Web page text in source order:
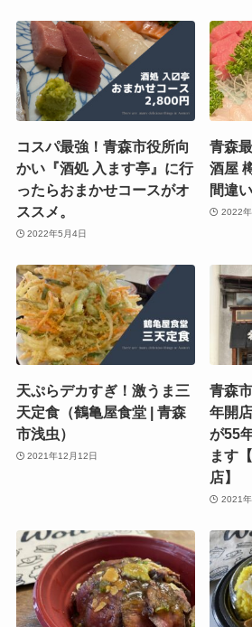
コスパ最強！青森市役所向
かい『酒処 入ます亭』に行
ったらおまかせコースがオ
ススメ。
2022年5月4日
青森
酒屋
間違
2022
天ぷらデカすぎ！激うま三
天定食（鶴亀屋食堂 | 青森
市浅虫）
2021年12月12日
青森
年開
が55
ます
店】
2021